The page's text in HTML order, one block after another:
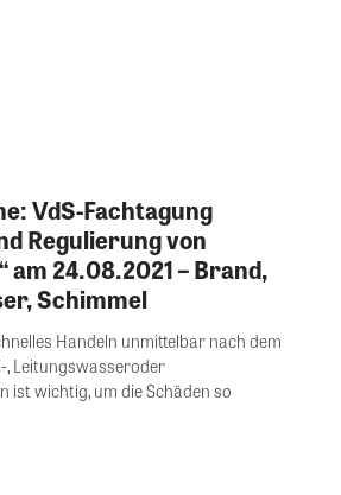
VdS-Fachtagung
Regulierung von
am 24.08.2021 – Brand,
Schimmel
Handeln unmittelbar nach dem
Leitungswasseroder
ist wichtig, um die Schäden so